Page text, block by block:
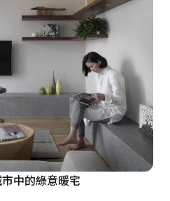
中的綠意暖宅